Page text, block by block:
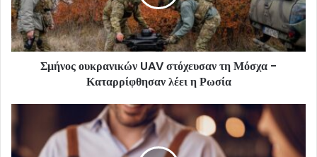
Σμήνος ουκρανικών UAV στόχευσαν τη Μόσχα -
Καταρρίφθησαν λέει η Ρωσία